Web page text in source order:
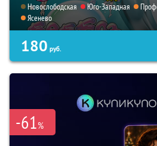
Новослободская Юго-Западная
Ясенево
180 руб.
-61%